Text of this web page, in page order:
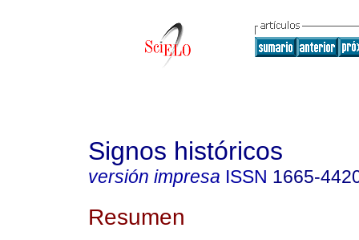
Signos históricos
versión impresa ISSN 1665-
Resumen